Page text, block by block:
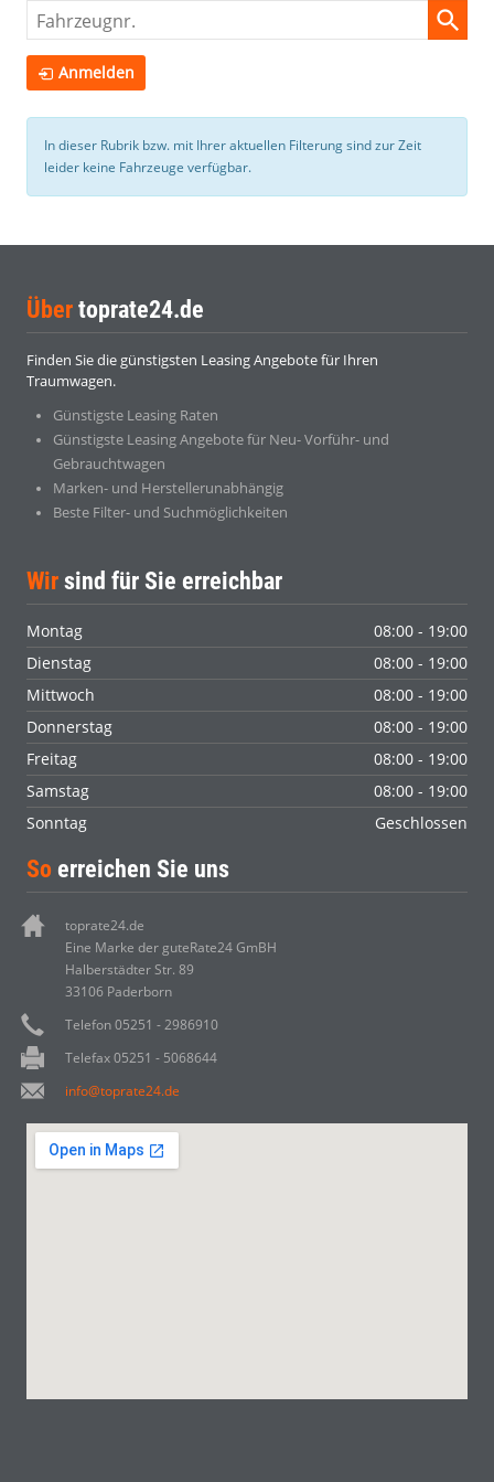
In dieser Rubrik bzw. mit Ihrer aktuellen Filterung sind zur Zeit
leider keine Fahrzeuge verfügbar.
Fahrzeugnr.
Anmelden
Über toprate24.de
Finden Sie die günstigsten Leasing Angebote für Ihren
Traumwagen.
Günstigste Leasing Raten
Günstigste Leasing Angebote für Neu- Vorführ- und
Gebrauchtwagen
Marken- und Herstellerunabhängig
Beste Filter- und Suchmöglichkeiten
Wir sind für Sie erreichbar
Montag
08:00 - 19:00
Dienstag
08:00 - 19:00
Mittwoch
08:00 - 19:00
Donnerstag
08:00 - 19:00
Freitag
08:00 - 19:00
Samstag
08:00 - 19:00
Sonntag
Geschlossen
So erreichen Sie uns
toprate24.de
Eine Marke der guteRate24 GmBH
Halberstädter Str. 89
33106 Paderborn
Telefon 05251 - 2986910
Telefax 05251 - 5068644
info@toprate24.de